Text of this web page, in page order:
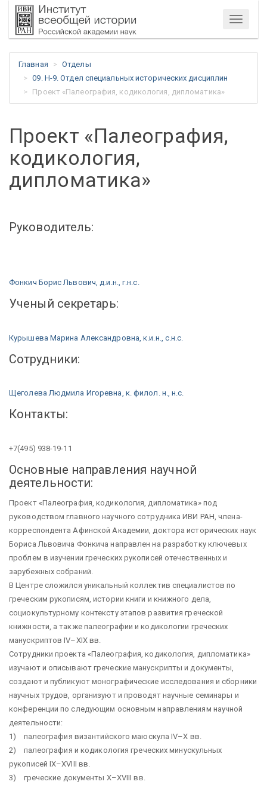
Меню
Главная
Отделы
09. Н-9. Отдел специальных исторических дисциплин
Проект «Палеография, кодикология, дипломатика»
Проект «Палеография,
кодикология,
дипломатика»
Руководитель:
Фонкич Борис Львович, д.и.н., г.н.с.
Ученый секретарь:
Курышева Марина Александровна, к.и.н., с.н.с.
Сотрудники:
Щеголева Людмила Игоревна, к. филол. н., н.с.
Контакты:
+7(495) 938-19-11
Основные направления научной
деятельности:
Проект «Палеография, кодикология, дипломатика» под
руководством главного научного сотрудника ИВИ РАН, члена-
корреспондента Афинской Академии, доктора исторических наук
Бориса Львовича Фонкича направлен на разработку ключевых
проблем в изучении греческих рукописей отечественных и
зарубежных собраний.
В Центре сложился уникальный коллектив специалистов по
греческим рукописям, истории книги и книжного дела,
социокультурному контекcту этапов развития греческой
книжности, а также палеографии и кодикологии греческих
манускриптов IV–XIX вв.
Сотрудники проекта «Палеография, кодикология, дипломатика»
изучают и описывают греческие манускрипты и документы,
создают и публикуют монографические исследования и сборники
научных трудов, организуют и проводят научные семинары и
конференции по следующим основным направлениям научной
деятельности:
1) палеография византийского маюскула IV–X вв.
2) палеография и кодикология греческих минускульных
рукописей IX–XVIII вв.
3) греческие документы X–XVIII вв.